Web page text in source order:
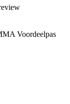
Voordeelpas